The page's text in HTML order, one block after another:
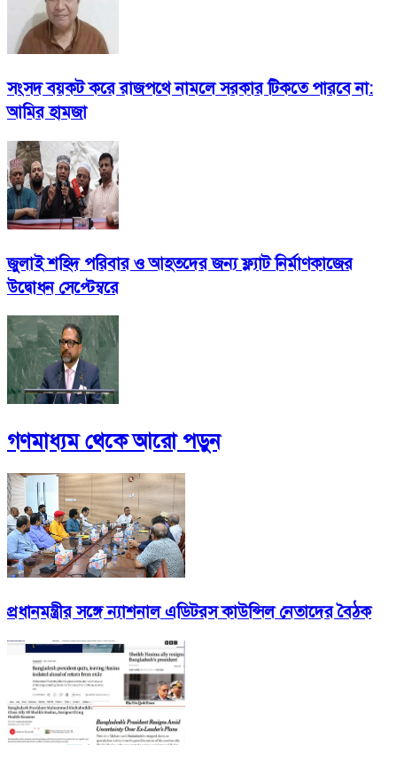
সংসদ বয়কট করে রাজপথে নামলে সরকার টিকতে পারবে না:
আমির হামজা
জুলাই শহিদ পরিবার ও আহতদের জন্য ফ্ল্যাট নির্মাণকাজের
উদ্বোধন সেপ্টেম্বরে
গণমাধ্যমথেকে আরো পড়ুন
প্রধানমন্ত্রীর সঙ্গে ন্যাশনাল এডিটরস কাউন্সিল নেতাদের বৈঠক